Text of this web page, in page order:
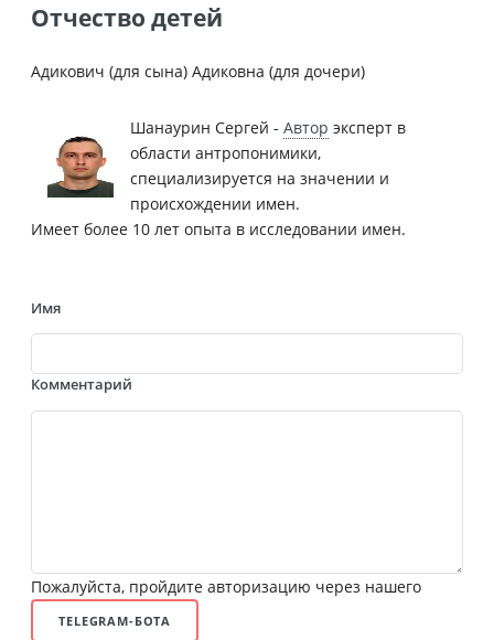
Отчество детей
Адикович (для сына) Адиковна (для дочери)
Шанаурин Сергей - Автор эксперт в
области антропонимики,
специализируется на значении и
происхождении имен.
Имеет более 10 лет опыта в исследовании имен.
Имя
Комментарий
Пожалуйста, пройдите авторизацию через нашего
TELEGRAM-БОТА